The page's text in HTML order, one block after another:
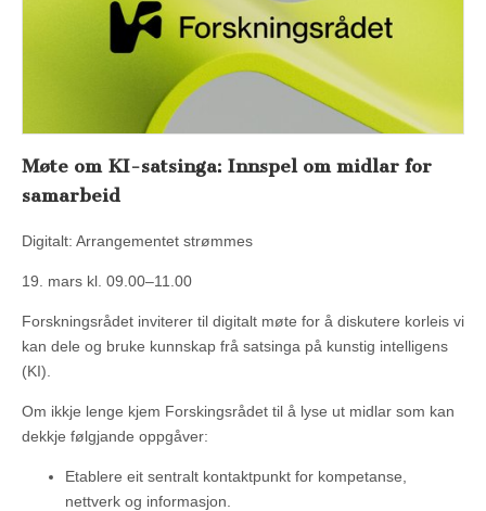
Møte om KI-satsinga: Innspel om midlar for
samarbeid
Digitalt: Arrangementet strømmes
19. mars kl. 09.00–11.00
Forskningsrådet inviterer til digitalt møte for å diskutere korleis vi
kan dele og bruke kunnskap frå satsinga på kunstig intelligens
(KI).
Om ikkje lenge kjem Forskingsrådet til å lyse ut midlar som kan
dekkje følgjande oppgåver:
Etablere eit sentralt kontaktpunkt for kompetanse,
nettverk og informasjon.